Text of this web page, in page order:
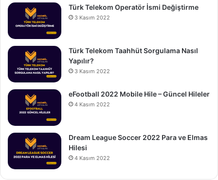
Türk Telekom Operatör İsmi Değiştirme
3 Kasım 2022
Türk Telekom Taahhüt Sorgulama Nasıl
Yapılır?
3 Kasım 2022
eFootball 2022 Mobile Hile – Güncel Hileler
4 Kasım 2022
Dream League Soccer 2022 Para ve Elmas
Hilesi
4 Kasım 2022